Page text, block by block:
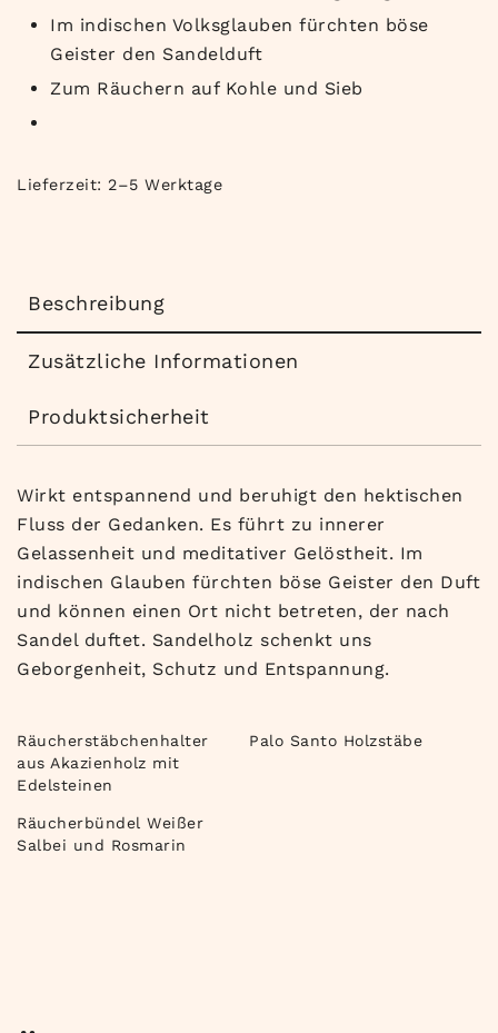
Im indischen Volksglauben fürchten böse
Geister den Sandelduft
Zum Räuchern auf Kohle und Sieb
Lieferzeit: 2–5 Werktage
Beschreibung
Zusätzliche Informationen
Produktsicherheit
Wirkt entspannend und beruhigt den hektischen
Fluss der Gedanken. Es führt zu innerer
Gelassenheit und meditativer Gelöstheit. Im
indischen Glauben fürchten böse Geister den Duft
und können einen Ort nicht betreten, der nach
Sandel duftet. Sandelholz schenkt uns
Geborgenheit, Schutz und Entspannung.
Räucherstäbchenhalter
aus Akazienholz mit
Edelsteinen
Palo Santo Holzstäbe
Räucherbündel Weißer
Salbei und Rosmarin